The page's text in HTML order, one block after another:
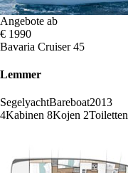
Angebote ab
€ 1990
Bavaria Cruiser 45
Lemmer
SegelyachtBareboat2013
4Kabinen 8Kojen 2Toiletten